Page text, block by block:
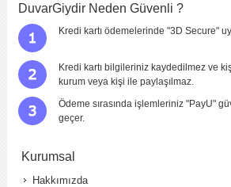
Yorumladığınız ürün :Cafe Terrace
Bu ürüne kaç puan verirsiniz ?
(kötü)değil)(orta) (iyi) iyi)
Görüntü
Kalitesi
Yapıştırma
Kolaylığı
DuvarGiydir Neden Güvenli ?
Kredi kartı ödemelerinde "3D Secure"
Kredi kartı bilgileriniz kaydedilmez ve
kurum veya kişi ile paylaşılmaz.
Ödeme sırasında işlemleriniz "PayU"
geçer.
Kurumsal
Hakkımızda